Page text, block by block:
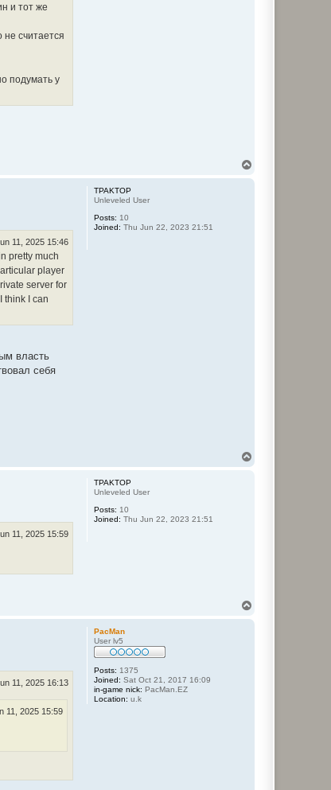
и тот же
считается
подумать у
TPAKTOP
Unleveled User
Posts: 10
Joined: Thu Jun 22, 2023 21:51
11, 2025 15:46
pretty much
player
server for
think I can
власть
себя
TPAKTOP
Unleveled User
Posts: 10
Joined: Thu Jun 22, 2023 21:51
11, 2025 15:59
PacMan
User lv5
Posts: 1375
Joined: Sat Oct 21, 2017 16:09
in-game nick: PacMan.EZ
Location: u.k
11, 2025 16:13
11, 2025 15:59